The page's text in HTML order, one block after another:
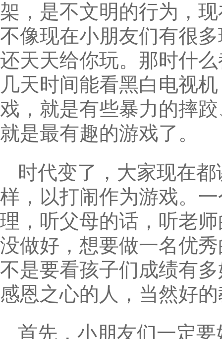
架，是不文明的行为，
不像现在小朋友们有很
还天天给你玩。那时什
几天时间能看黑白电视
戏，就是有些暴力的摔
就是最有趣的游戏了。
时代变了，大家现在
样，以打闹作为游戏。
理，听父母的话，听老
没做好，想要做一名优
不是要看孩子们成绩有
感恩之心的人，当然好
首先，小朋友们一定